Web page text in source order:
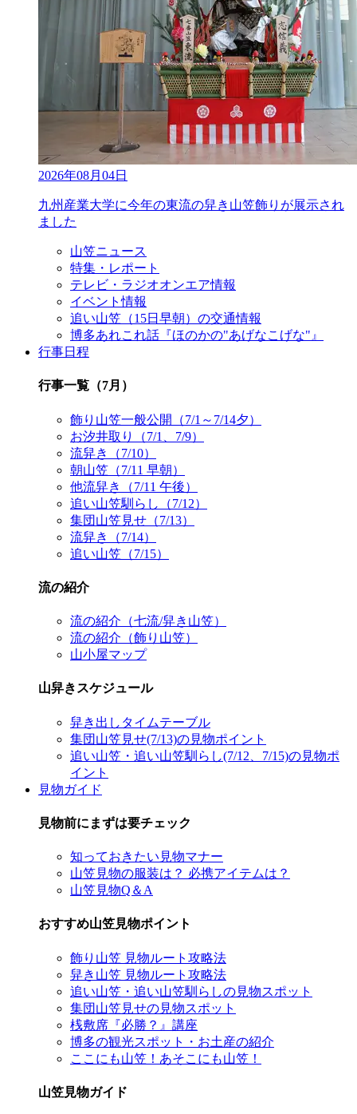
2026年08月04日
九州産業大学に今年の東流の舁き山笠飾りが展示され
ました
山笠ニュース
特集・レポート
テレビ・ラジオオンエア情報
イベント情報
追い山笠（15日早朝）の交通情報
博多あれこれ話『ほのかの"あげなこげな"』
行事日程
行事一覧（7月）
飾り山笠一般公開（7/1～7/14夕）
お汐井取り（7/1、7/9）
流舁き（7/10）
朝山笠（7/11 早朝）
他流舁き（7/11 午後）
追い山笠馴らし（7/12）
集団山笠見せ（7/13）
流舁き（7/14）
追い山笠（7/15）
流の紹介
流の紹介（七流/舁き山笠）
流の紹介（飾り山笠）
山小屋マップ
山舁きスケジュール
舁き出しタイムテーブル
集団山笠見せ(7/13)の見物ポイント
追い山笠・追い山笠馴らし(7/12、7/15)の見物ポ
イント
見物ガイド
見物前にまずは要チェック
知っておきたい見物マナー
山笠見物の服装は？ 必携アイテムは？
山笠見物Q＆A
おすすめ山笠見物ポイント
飾り山笠 見物ルート攻略法
舁き山笠 見物ルート攻略法
追い山笠・追い山笠馴らしの見物スポット
集団山笠見せの見物スポット
桟敷席『必勝？』講座
博多の観光スポット・お土産の紹介
ここにも山笠！あそこにも山笠！
山笠見物ガイド